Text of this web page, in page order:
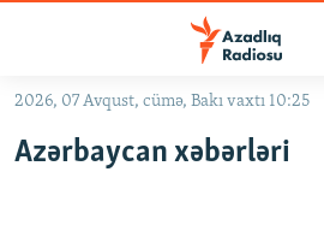
Əsas
qayıt
2026, 07 Avqust, cümə, Bakı vaxtı 10:25
Azərbaycan xəbərləri